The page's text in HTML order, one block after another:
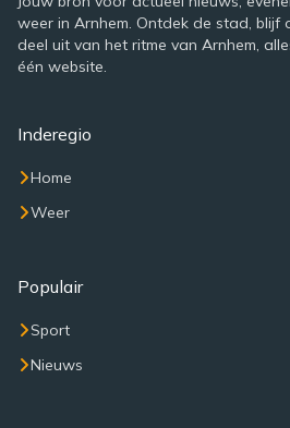
weer in Arnhem. Ontdek de stad, blijf
deel uit van het ritme van Arnhem,
één website.
Inderegio
Home
Weer
Populair
Sport
Nieuws